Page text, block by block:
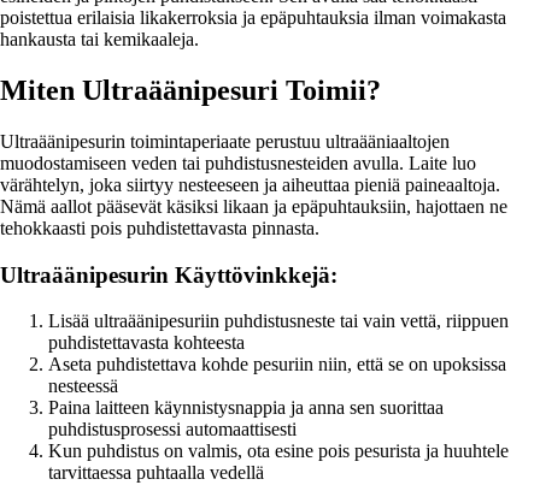
poistettua erilaisia likakerroksia ja epäpuhtauksia ilman voimakasta
hankausta tai kemikaaleja.
Miten Ultraäänipesuri Toimii?
Ultraäänipesurin toimintaperiaate perustuu ultraääniaaltojen
muodostamiseen veden tai puhdistusnesteiden avulla. Laite luo
värähtelyn, joka siirtyy nesteeseen ja aiheuttaa pieniä paineaaltoja.
Nämä aallot pääsevät käsiksi likaan ja epäpuhtauksiin, hajottaen ne
tehokkaasti pois puhdistettavasta pinnasta.
Ultraäänipesurin Käyttövinkkejä:
Lisää ultraäänipesuriin puhdistusneste tai vain vettä, riippuen
puhdistettavasta kohteesta
Aseta puhdistettava kohde pesuriin niin, että se on upoksissa
nesteessä
Paina laitteen käynnistysnappia ja anna sen suorittaa
puhdistusprosessi automaattisesti
Kun puhdistus on valmis, ota esine pois pesurista ja huuhtele
tarvittaessa puhtaalla vedellä